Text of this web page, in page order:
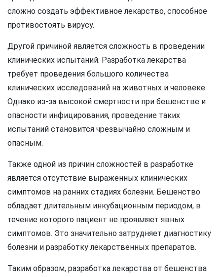
сложно создать эффективное лекарство, способное
противостоять вирусу.
Другой причиной является сложность в проведении
клинических испытаний. Разработка лекарства
требует проведения большого количества
клинических исследований на животных и человеке.
Однако из-за высокой смертности при бешенстве и
опасности инфицирования, проведение таких
испытаний становится чрезвычайно сложным и
опасным.
Также одной из причин сложностей в разработке
является отсутствие выраженных клинических
симптомов на ранних стадиях болезни. Бешенство
обладает длительным инкубационным периодом, в
течение которого пациент не проявляет явных
симптомов. Это значительно затрудняет диагностику
болезни и разработку лекарственных препаратов.
Таким образом, разработка лекарства от бешенства